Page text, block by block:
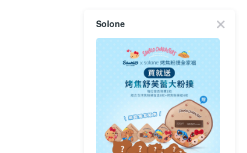
Solone